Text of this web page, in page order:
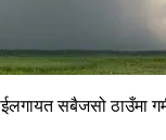
सबैजसो ठाउँमा